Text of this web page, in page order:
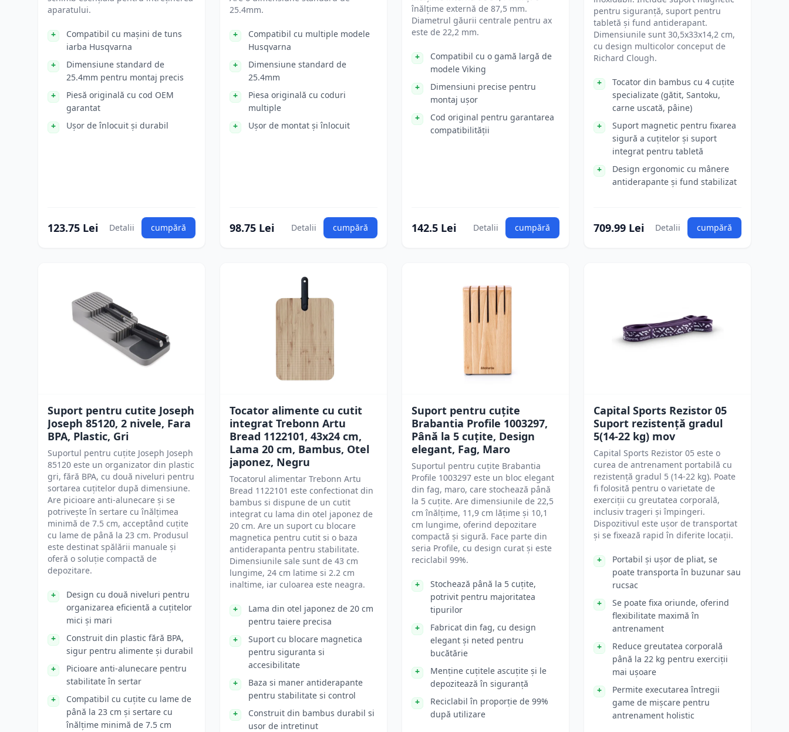
aparatului.
Compatibil cu mașini de tuns
iarba Husqvarna
Dimensiune standard de
25.4mm pentru montaj precis
Piesă originală cu cod OEM
garantat
Ușor de înlocuit și durabil
123.75 Lei Detalii cumpără
25.4mm.
Compatibil cu multiple modele
Husqvarna
Dimensiune standard de
25.4mm
Piesa originală cu coduri
multiple
Ușor de montat și înlocuit
98.75 Lei Detalii cumpără
înălțime externă de 87,5 mm.
Diametrul găurii centrale pentru ax
este de 22,2 mm.
Compatibil cu o gamă largă de
modele Viking
Dimensiuni precise pentru
montaj ușor
Cod original pentru garantarea
compatibilității
142.5 Lei Detalii cumpără
pentru siguranță, suport pentru
tabletă și fund antiderapant.
Dimensiunile sunt 30,5x33x14,2 cm,
cu design multicolor conceput de
Richard Clough.
Tocator din bambus cu 4 cuțite
specializate (gătit, Santoku,
carne uscată, pâine)
Suport magnetic pentru fixarea
sigură a cuțitelor și suport
integrat pentru tabletă
Design ergonomic cu mânere
antiderapante și fund stabilizat
709.99 Lei Detalii cumpără
Suport pentru cutite Joseph
Joseph 85120, 2 nivele, Fara
BPA, Plastic, Gri
Suportul pentru cuțite Joseph Joseph
85120 este un organizator din plastic
gri, fără BPA, cu două niveluri pentru
sortarea cuțitelor după dimensiune.
Are picioare anti-alunecare și se
potrivește în sertare cu înălțimea
minimă de 7.5 cm, acceptând cuțite
cu lame de până la 23 cm. Produsul
este destinat spălării manuale și
oferă o soluție compactă de
depozitare.
Design cu două niveluri pentru
organizarea eficientă a cuțitelor
mici și mari
Construit din plastic fără BPA,
sigur pentru alimente și durabil
Picioare anti-alunecare pentru
stabilitate în sertar
Compatibil cu cuțite cu lame de
până la 23 cm și sertare cu
înălțime minimă de 7.5 cm
Tocator alimente cu cutit
integrat Trebonn Artu
Bread 1122101, 43x24 cm,
Lama 20 cm, Bambus, Otel
japonez, Negru
Tocatorul alimentar Trebonn Artu
Bread 1122101 este confectionat din
bambus si dispune de un cutit
integrat cu lama din otel japonez de
20 cm. Are un suport cu blocare
magnetica pentru cutit si o baza
antiderapanta pentru stabilitate.
Dimensiunile sale sunt de 43 cm
lungime, 24 cm latime si 2.2 cm
inaltime, iar culoarea este neagra.
Lama din otel japonez de 20 cm
pentru taiere precisa
Suport cu blocare magnetica
pentru siguranta si
accesibilitate
Baza si maner antiderapante
pentru stabilitate si control
Construit din bambus durabil si
usor de intretinut
Suport pentru cuțite
Brabantia Profile 1003297,
Până la 5 cuțite, Design
elegant, Fag, Maro
Suportul pentru cuțite Brabantia
Profile 1003297 este un bloc elegant
din fag, maro, care stochează până
la 5 cuțite. Are dimensiunile de 22,5
cm înălțime, 11,9 cm lățime și 10,1
cm lungime, oferind depozitare
compactă și sigură. Face parte din
seria Profile, cu design curat și este
reciclabil 99%.
Stochează până la 5 cuțite,
potrivit pentru majoritatea
tipurilor
Fabricat din fag, cu design
elegant și neted pentru
bucătărie
Menține cuțitele ascuțite și le
depozitează în siguranță
Reciclabil în proporție de 99%
după utilizare
Capital Sports Rezistor 05
Suport rezistență gradul
5(14-22 kg) mov
Capital Sports Rezistor 05 este o
curea de antrenament portabilă cu
rezistență gradul 5 (14-22 kg). Poate
fi folosită pentru o varietate de
exerciții cu greutatea corporală,
inclusiv trageri și împingeri.
Dispozitivul este ușor de transportat
și se fixează rapid în diferite locații.
Portabil și ușor de pliat, se
poate transporta în buzunar sau
rucsac
Se poate fixa oriunde, oferind
flexibilitate maximă în
antrenament
Reduce greutatea corporală
până la 22 kg pentru exerciții
mai ușoare
Permite executarea întregii
game de mișcare pentru
antrenament holistic